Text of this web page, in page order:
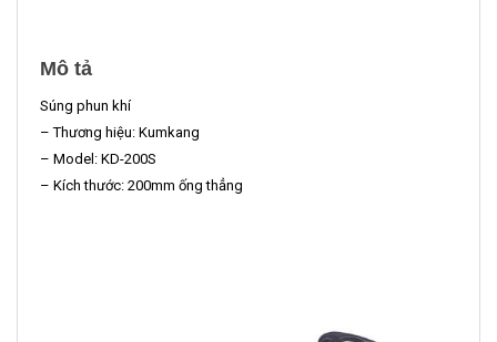
Mô tả
Súng phun khí
– Thương hiệu: Kumkang
– Model: KD-200S
– Kích thước: 200mm ống thẳng